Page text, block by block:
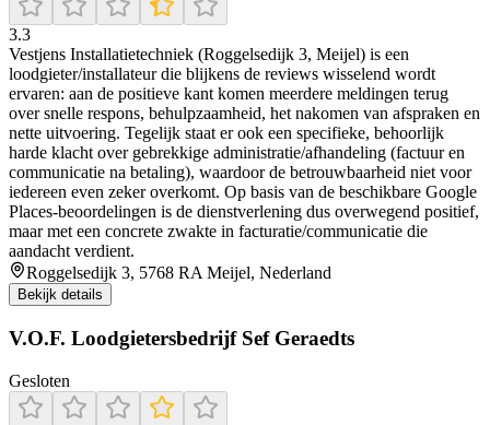
3.3
Vestjens Installatietechniek (Roggelsedijk 3, Meijel) is een
loodgieter/installateur die blijkens de reviews wisselend wordt
ervaren: aan de positieve kant komen meerdere meldingen terug
over snelle respons, behulpzaamheid, het nakomen van afspraken en
nette uitvoering. Tegelijk staat er ook een specifieke, behoorlijk
harde klacht over gebrekkige administratie/afhandeling (factuur en
communicatie na betaling), waardoor de betrouwbaarheid niet voor
iedereen even zeker overkomt. Op basis van de beschikbare Google
Places-beoordelingen is de dienstverlening dus overwegend positief,
maar met een concrete zwakte in facturatie/communicatie die
aandacht verdient.
Roggelsedijk 3, 5768 RA Meijel, Nederland
Bekijk details
V.O.F. Loodgietersbedrijf Sef Geraedts
Gesloten